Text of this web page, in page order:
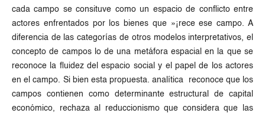
cada campo se consituve como un espacio de conflicto entre
actores enfrentados por los bienes que »¡rece ese campo. A
diferencia de las categorías de otros modelos interpretativos, el
concepto de campos lo de una metáfora espacial en la que se
reconoce la fluidez del espacio social y el papel de los actores
en el campo. Si bien esta propuesta. analítica reconoce que los
campos contienen como determinante estructural de capital
económico, rechaza al reduccionismo que considera que las